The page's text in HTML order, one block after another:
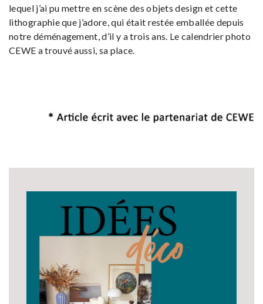
lequel j’ai pu mettre en scène des objets design et cette
lithographie que j’adore, qui était restée emballée depuis
notre déménagement, d’il y a trois ans. Le calendrier photo
CEWE a trouvé aussi, sa place.